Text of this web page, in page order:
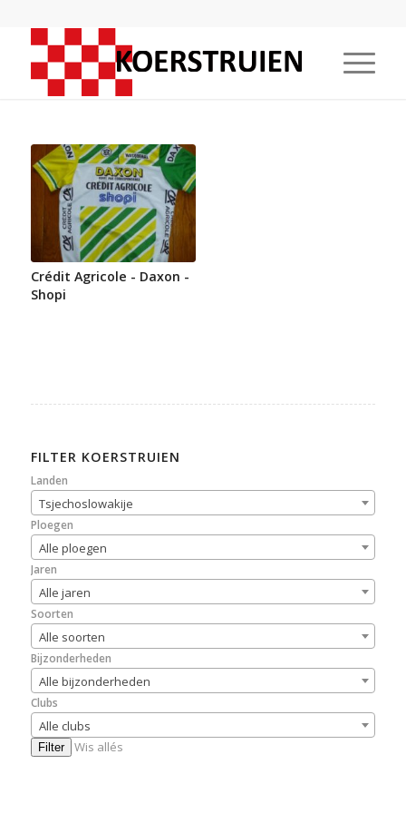
Crédit Agricole - Daxon -
Shopi
FILTER KOERSTRUIEN
Landen
Tsjechoslowakije
Ploegen
Alle ploegen
Jaren
Alle jaren
Soorten
Alle soorten
Bijzonderheden
Alle bijzonderheden
Clubs
Alle clubs
Filter Wis allés